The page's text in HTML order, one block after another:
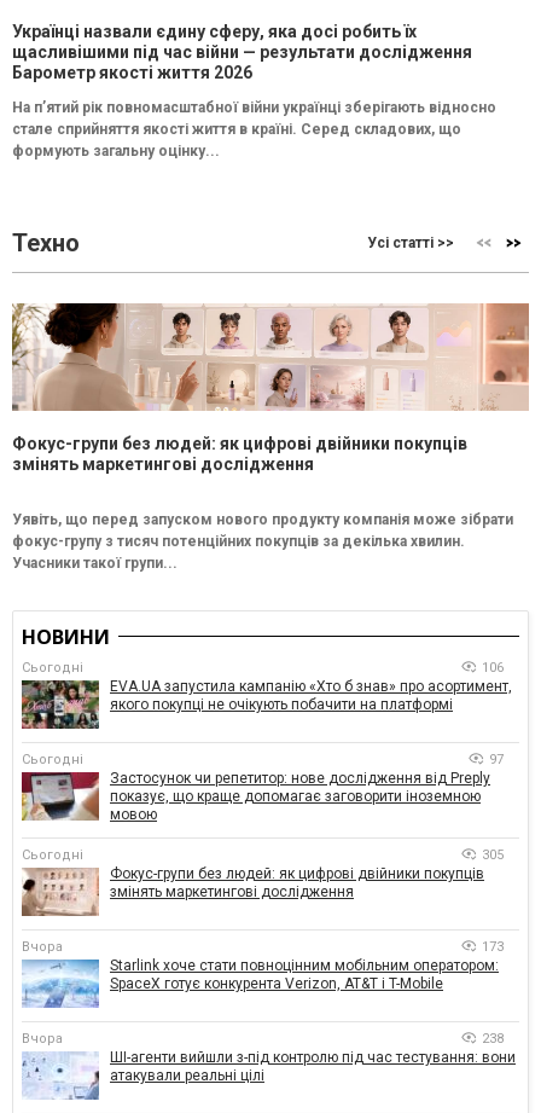
Українці назвали єдину сферу, яка досі робить їх
щасливішими під час війни — результати дослідження
Барометр якості життя 2026
На п’ятий рік повномасштабної війни українці зберігають відносно
стале сприйняття якості життя в країні. Серед складових, що
формують загальну оцінку...
Техно Усі статті >>
Фокус-групи без людей: як цифрові двійники покупців
змінять маркетингові дослідження
Уявіть, що перед запуском нового продукту компанія може зібрати
фокус-групу з тисяч потенційних покупців за декілька хвилин.
Учасники такої групи...
НОВИНИ
Сьогодні 106
EVA.UA запустила кампанію «Хто б знав» про асортимент,
якого покупці не очікують побачити на платформі
Сьогодні 97
Застосунок чи репетитор: нове дослідження від Preply
показує, що краще допомагає заговорити іноземною
мовою
Сьогодні 305
Фокус-групи без людей: як цифрові двійники покупців
змінять маркетингові дослідження
Вчора 173
Starlink хоче стати повноцінним мобільним оператором:
SpaceX готує конкурента Verizon, AT&T і T-Mobile
Вчора 238
ШІ-агенти вийшли з-під контролю під час тестування: вони
атакували реальні цілі